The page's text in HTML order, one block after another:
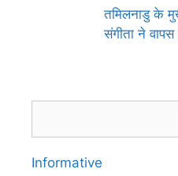
तमिलनाडु के
संगीता ने
Informative